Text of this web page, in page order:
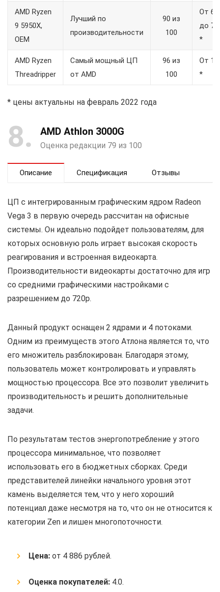
AMD Ryzen
9 5950X,
OEM
Лучший по
производительности
90 из
100
От 65
до 78
*
AMD Ryzen
Threadripper
Самый мощный ЦП
от AMD
96 из
100
От
*
* цены актуальны на февраль 2022 года
8 AMD Athlon 3000G
Оценка редакции 79 из 100
Описание Спецификация Отзывы
ЦП с интегрированным графическим ядром Radeon
Vega 3 в первую очередь рассчитан на офисные
системы. Он идеально подойдет пользователям, для
которых основную роль играет высокая скорость
реагирования и встроенная видеокарта.
Производительности видеокарты достаточно для игр
со средними графическими настройками с
разрешением до 720р.
Данный продукт оснащен 2 ядрами и 4 потоками.
Одним из преимуществ этого Атлона является то, что
его множитель разблокирован. Благодаря этому,
пользователь может контролировать и управлять
мощностью процессора. Все это позволит увеличить
производительность и решить дополнительные
задачи.
По результатам тестов энергопотребление у этого
процессора минимальное, что позволяет
использовать его в бюджетных сборках. Среди
представителей линейки начального уровня этот
камень выделяется тем, что у него хороший
потенциал даже несмотря на то, что он не относится к
категории Zen и лишен многопоточности.
Цена: от 4 886 рублей.
Оценка покупателей: 4.0.